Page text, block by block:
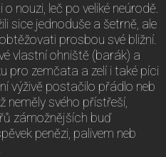
nouzi, leč po veliké neúrodě.
sice jednoduše a šetrně, ale
prosbou své bližní.
vlastní ohniště (barák) a
pro zemčata a zelí i také píci
výživě postačilo přádlo neb
neměly svého přístřeší,
zámožnějších buď
penězi, palivem neb